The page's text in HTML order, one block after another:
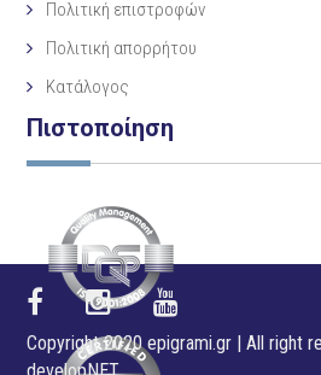
Πολιτική επιστροφών
Πολιτική απορρήτου
Κατάλογος
Πιστοποίηση
Copyright 2020 epigrami.gr | All right
developNET